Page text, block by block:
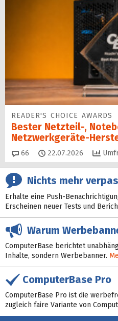
READER'S CHOICE AWARDS
Bester Netzteil-,
Netzwerkgeräte-
66 Kommentare
22.07.2026
Nichts mehr
Erhalte eine Push-
Erscheinen neuer Tests und
Warum
ComputerBase berichtet
Inhalte, sondern Werbebanner.
ComputerBase Pro
ComputerBase Pro ist die
zugleich faire Variante von